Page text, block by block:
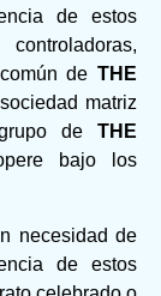
de estos
de THE
matriz
de THE
bajo los
necesidad de
de estos